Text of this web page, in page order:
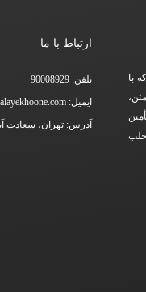
با
جلب
ارتباط با ما
تلفن: 90008929
ایمیل: info@kalayekhoone.com
آدرس: تهران، سعادت